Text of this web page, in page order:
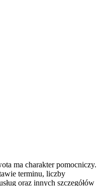
ma charakter pomocniczy.
terminu, liczby
oraz innych szczegółów